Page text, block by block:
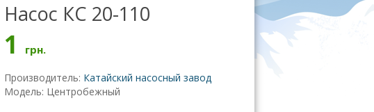
Насос КС 20-110
1 грн.
Производитель: Катайский насосный завод
Модель: Центробежный